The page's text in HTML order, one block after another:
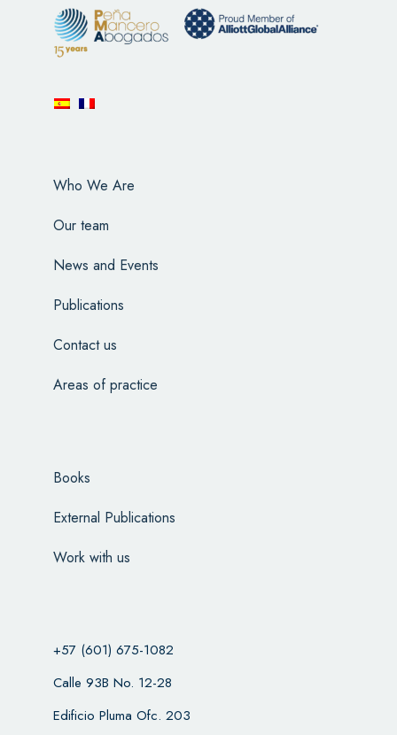
Who We Are
Our team
News and Events
Publications
Contact us
Areas of practice
Books
External Publications
Work with us
+57 (601) 675-1082
Calle 93B No. 12-28
Edificio Pluma Ofc. 203